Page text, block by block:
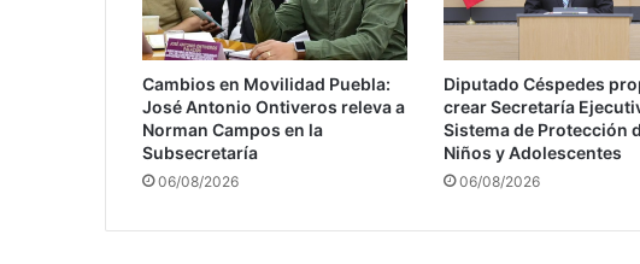
Cambios en Movilidad Puebla:
José Antonio Ontiveros releva a
Norman Campos en la
Subsecretaría
06/08/2026
Diputado Céspedes
crear Secretaría
Sistema de Protección
Niños y Adolescentes
06/08/2026